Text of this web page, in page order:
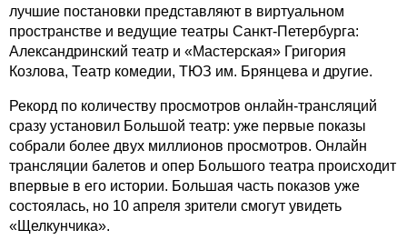
лучшие постановки представляют в виртуальном
пространстве и ведущие театры Санкт-Петербурга:
Александринский театр и «Мастерская» Григория
Козлова, Театр комедии, ТЮЗ им. Брянцева и другие.
Рекорд по количеству просмотров онлайн-трансляций
сразу установил Большой театр: уже первые показы
собрали более двух миллионов просмотров. Онлайн
трансляции балетов и опер Большого театра происходит
впервые в его истории. Большая часть показов уже
состоялась, но 10 апреля зрители смогут увидеть
«Щелкунчика».